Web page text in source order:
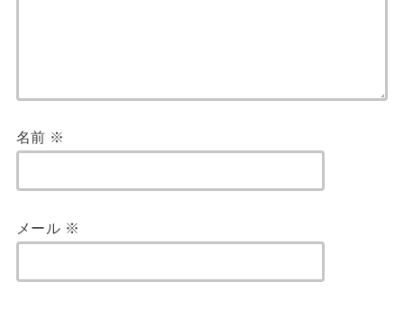
名前 ※
メール ※